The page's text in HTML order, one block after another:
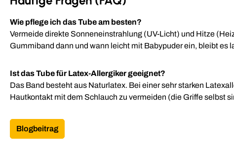
Wie pflege ich das Tube am besten?
Vermeide direkte Sonneneinstrahlung (UV-Licht) und Hitze
Gummiband dann und wann leicht mit Babypuder ein, bleibt es
Ist das Tube für Latex-Allergiker geeignet?
Das Band besteht aus Naturlatex. Bei einer sehr starken
Hautkontakt mit dem Schlauch zu vermeiden (die Griffe selbst
Blogbeitrag